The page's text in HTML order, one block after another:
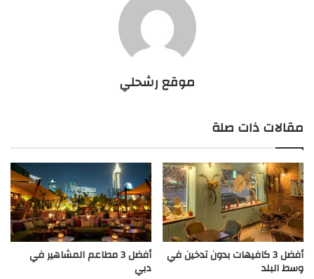
موقع رشحلي
مقالات ذات صلة
أفضل 3 كافيهات بدون تدخين في
وسط البلد
أفضل 3 مطاعم المشاهير في
دبي